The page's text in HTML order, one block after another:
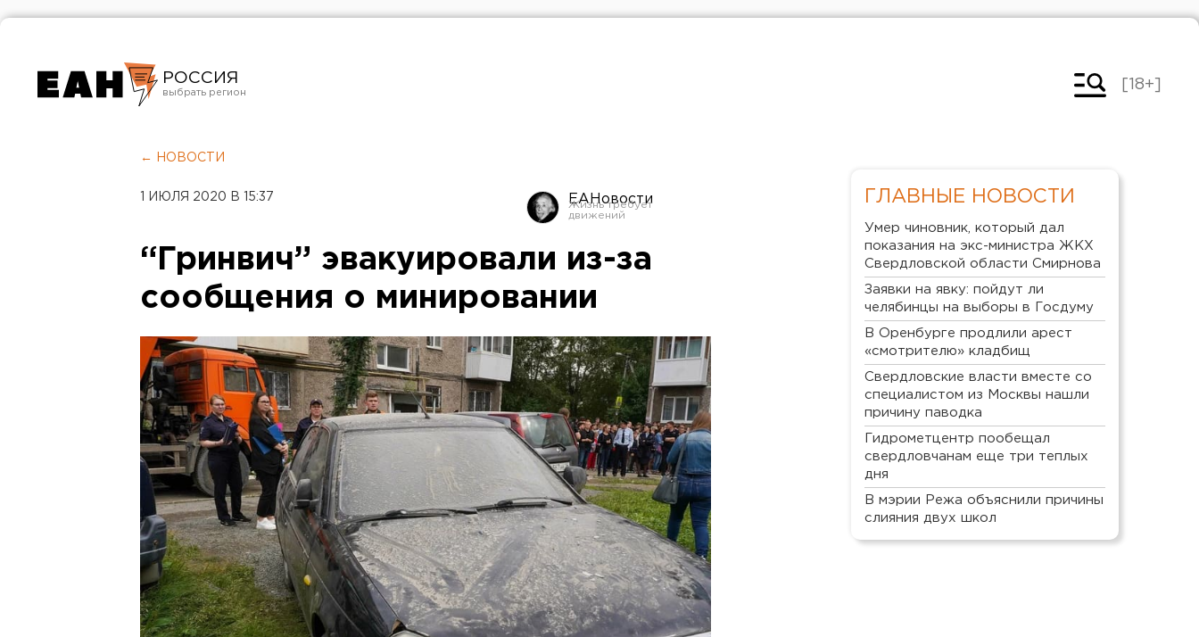
РОССИЯ
Челябинск
[18+]
← НОВОСТИ
1 ИЮЛЯ 2020 В 15:37 ЕАНовости
“Гринвич” эвакуировали из-за
сообщения о минировании
ГЛАВНЫЕ НОВОСТИ
Умер чиновник, который дал
показания на экс-министра ЖКХ
Свердловской области Смирнова
Заявки на явку: пойдут ли
челябинцы на выборы в Госдуму
В Оренбурге продлили арест
«смотрителю» кладбищ
Свердловские власти вместе со
специалистом из Москвы нашли
причину паводка
Гидрометцентр пообещал
свердловчанам еще три теплых
дня
В мэрии Режа объяснили причины
слияния двух школ